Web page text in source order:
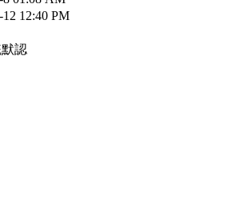
12:40 PM
認